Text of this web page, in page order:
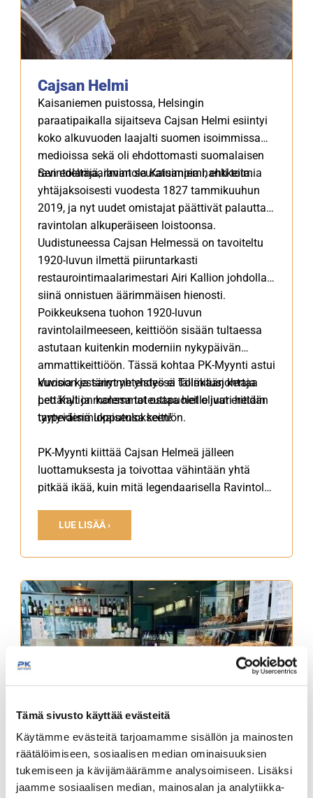
Tämä sivusto käyttää evästeitä
Käytämme evästeitä tarjoamamme sisällön ja mainosten
räätälöimiseen, sosiaalisen median ominaisuuksien
tukemiseen ja kävijämäärämme analysoimiseen. Lisäksi
jaamme sosiaalisen median, mainosalan ja analytiikka-
Cajsan Helmi
Kaisaniemen puistossa, Helsingin
paraatipaikalla sijaitseva Cajsan Helmi esiintyi
koko alkuvuoden laajalti suomen isoimmissa
medioissa sekä oli ehdottomasti suomalaisen
ravintolamaailman seuratuimpia hankkeita.
Sen edeltäjä, ravintola Kaisaniemi, ehti toimia
yhtäjaksoisesti vuodesta 1827 tammikuuhun
2019, ja nyt uudet omistajat päättivät palauttaa
ravintolan alkuperäiseen loistoonsa.
Uudistuneessa Cajsan Helmessä on tavoiteltu
1920-luvun ilmettä piiruntarkasti
restaurointimaalarimestari Airi Kallion johdolla,
siinä onnistuen äärimmäisen hienosti.
Poikkeuksena tuohon 1920-luvun
ravintolailmeeseen, keittiöön sisään tultaessa
astutaan kuitenkin moderniin nykypäivän
ammattikeittiöön. Tässä kohtaa PK-Myynti astui
kuvioon ja saimme yhdessä Toimitusjohtaja
Leo Kallion kanssa toteuttaa heille juuri heidän
tarpeidenmukaisensa keittiön.
Vuosia kestänyt yhteistyö ei tälläkään kertaa
pettänyt ja molemmat osapuolet olivat erittäin
tyytyväisiä lopputulokseen!
PK-Myynti kiittää Cajsan Helmeä jälleen
luottamuksesta ja toivottaa vähintään yhtä
pitkää ikää, kuin mitä legendaarisella Ravintola
LUE LISÄÄ ›